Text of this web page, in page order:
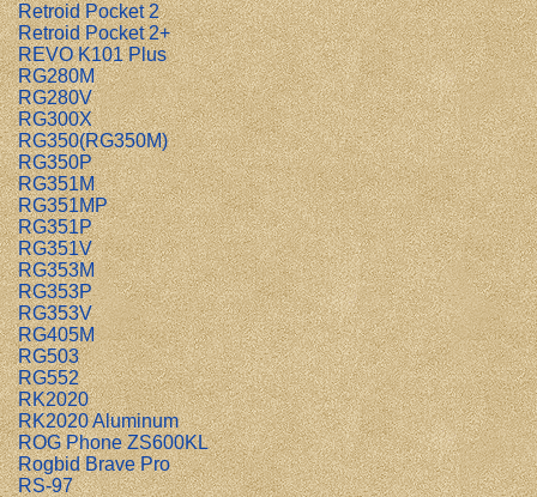
Retroid Pocket 2
Retroid Pocket 2+
REVO K101 Plus
RG280M
RG280V
RG300X
RG350(RG350M)
RG350P
RG351M
RG351MP
RG351P
RG351V
RG353M
RG353P
RG353V
RG405M
RG503
RG552
RK2020
RK2020 Aluminum
ROG Phone ZS600KL
Rogbid Brave Pro
RS-97